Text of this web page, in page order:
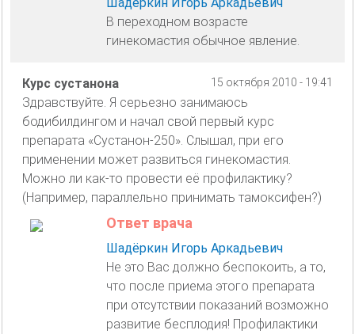
В переходном возрасте
гинекомастия обычное явление.
15 октября 2010 - 19:41
Курс сустанона
Здравствуйте. Я серьезно занимаюсь
бодибилдингом и начал свой первый курс
препарата «Сустанон-250». Слышал, при его
применении может развиться гинекомастия.
Можно ли как-то провести её профилактику?
(Например, параллельно принимать тамоксифен?)
Ответ врача
Шадёркин Игорь Аркадьевич
Не это Вас должно беспокоить, а то,
что после приема этого препарата
при отсутствии показаний возможно
развитие бесплодия! Профилактики